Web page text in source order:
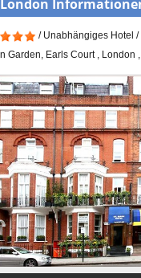
Unabhängiges Hotel
Garden Earls Court London